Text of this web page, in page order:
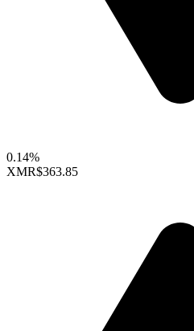
0.14%
XMR$363.85